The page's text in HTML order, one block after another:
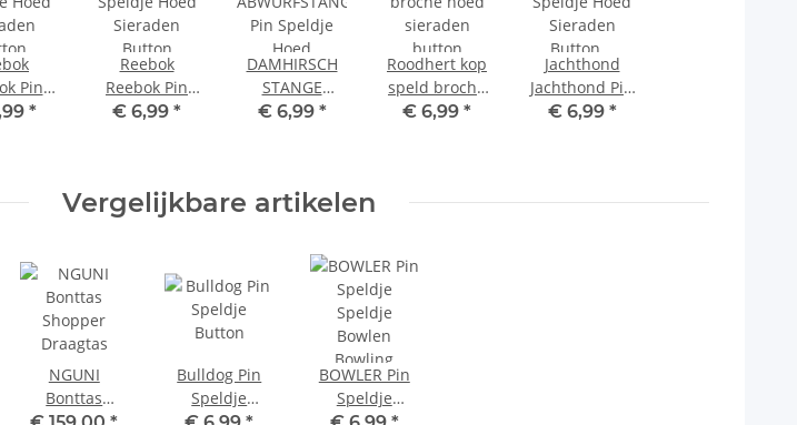
Pin
Hoed
*
Reebok
Reebok Pin
Speldje Hoed
€ 6,99 *
DAMHIRSCH
STANGE
ABWURFSTANGE
Button
€ 6,99 *
Roodhert kop
speld broche
hoed sieraden
€ 6,99 *
Jachthond
Jachthond Pin
Speldje Hoed
€ 6,99 *
Vergelijkbare artikelen
NGUNI
Bonttas
Bulldog Pin
Speldje
BOWLER Pin
Speldje